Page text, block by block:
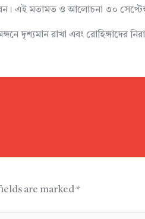
এই মতামত ও আলোচনা ৩০
দৃশ্যমান রাখা এবং রোহিঙ্গাদের
are marked*